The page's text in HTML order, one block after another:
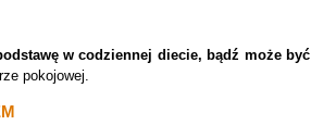
w codziennej diecie, bądź może być
pokojowej.